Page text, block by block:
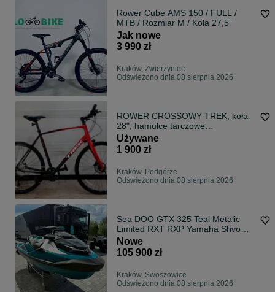
Rower Cube AMS 150 / FULL /
MTB / Rozmiar M / Koła 27,5”
Jak nowe
3 990 zł
Kraków, Zwierzyniec
Odświeżono dnia 08 sierpnia 2026
ROWER CROSSOWY TREK, koła
28", hamulce tarczowe
hydrauliczne, full SHIMANO
DEORE, 1x10
Używane
1 900 zł
Kraków, Podgórze
Odświeżono dnia 08 sierpnia 2026
Sea DOO GTX 325 Teal Metalic
Limited RXT RXP Yamaha Shvo
Kawasaki FV 23
Nowe
105 900 zł
Kraków, Swoszowice
Odświeżono dnia 08 sierpnia 2026